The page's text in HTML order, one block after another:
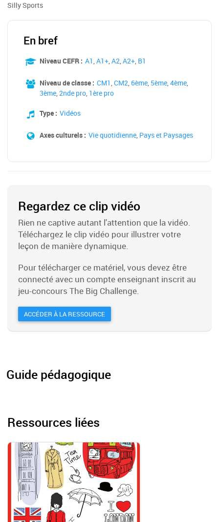
Silly Sports
En bref
Niveau CEFR : A1,A1+,A2,A2+, B1
Niveau de classe : CM1,CM2, 6ème, 5ème,4ème,
3ème,2nde pro, 1ère pro
Type : Vidéos
Axes culturels : Vie quotidienne, Pays et Paysages
Regardez ce clip vidéo
Rien ne captive autant l'attention que la vidéo.
Téléchargez le clip vidéo pour illustrer votre
leçon de manière dynamique.
Pour télécharger ce matériel, vous devez être
connecté avec un compte enseignant inscrit au
jeu-concours The Big Challenge.
ACCÉDER À LA RESSOURCE
Guide pédagogique
Ressources liées